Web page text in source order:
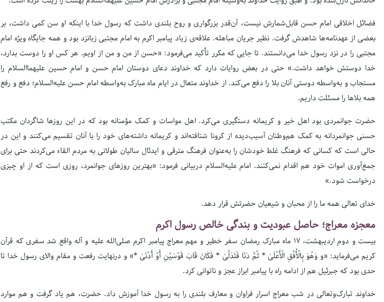
فضائل اخلاقی امام حسن قابل‌شمارش نیست، آن‌قدر بزرگواری و روح بلندی داشت که رسول خدا با اینکه او سن کمی داشت، بر
بعضی از عهدنامه‌ها شاهدش گرفت. نظیر جریان مباهله. علاقه‌ی زیاد پیامبر اکرم به امام مجتبی زبانزد بود و همه جایگاه ویژه امام
مجتبی را در نزد رسول خدا می‌دانستند. تا جایی که مکرر تأکید می‌فرمود: «حسن از من و من از اویم. هر کس او را دوست بدارد،
خدا دوستش خواهد داشت.» حتی در بعض روایات دارد که خداوند دعای دوستان امام حسن و امام حسین علیهماالسلام را
مستجاب و به‌واسطه دوستی آنان بلا را دفع می‌کند. از خداوند متعال در ایام ماه مبارک به‌واسطه امام حسن علیه‌السلام؛ دفع و رفع
همه بلاها را مسئلت داریم.
حضرت جوانمردی بود اهل خیر و کریمانه دستگیری می‌کرد. اهل مواسات و کمک مؤمنانه بود که در این روزها شاگردان مکتب
حسنی جوانمردانه به کمک هم‌وطنان آسیب‌دیده از کرونا شتافته‌اند و کریمانه داشته‌های خود را با آنان تقسیم می‌کنند و این در
حالی است که کسانی که فرهنگ غلط خودشان را به‌عنوان فرهنگ مترقی و ایدئال سالیان طولانی به مردم القاء می‌کردند حتی برای
جمع‌آوری اموات خود هم اقدام نمی‌کنند. امام علیه‌السلام دربیانی ‏فرمود: «بهترین روزهاى جوانمرد، روزى است که از او چیزى
درخواست شود.»
خدای تعالی همه ما را از محبان و شیعیان حضرتش قرار دهد.
معجزه معراج؛ حاصل عبودیت و بندگی خالص رسول اکرم
بیست و دوم اردیبهشت، ۱۷ ماه مبارک رمضان سفر خطیر و مهم معراج پیامبر اکرم صلی‌الله علیه و آله واقع شد سفری که قرآن
کریم می‌فرماید: «و وَهُوَ بِالْأُفُقِ الْأَعْلَىٰ * ثُمَّ دَنَا فَتَدَلَّىٰ * فَکَانَ قَابَ قَوْسَیْنِ أَوْ أَدْنَىٰ *» و درنهایت رفعت و مقام والای رسول خدا تا
حدی بود که جبرئیل هم از ادامه راه با پیامبر ابراز عجز و ناتوانی کرد.
خداوند تبارک‌وتعالی در شب معراج اسرار فراوان و معارف بلندی را به رسول خدا آموزش داد. حضرت، هم یاد گرفت و هم موارد